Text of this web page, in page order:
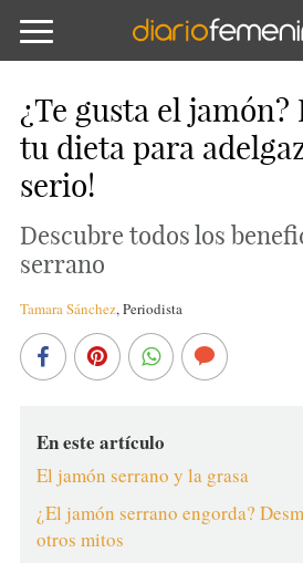
¿Te gusta el
tu dieta para
serio!
Descubre todos los
serrano
Tamara Sánchez,Periodista
En este artículo
El jamón serrano y la grasa
¿El jamón serrano engorda?
otros mitos